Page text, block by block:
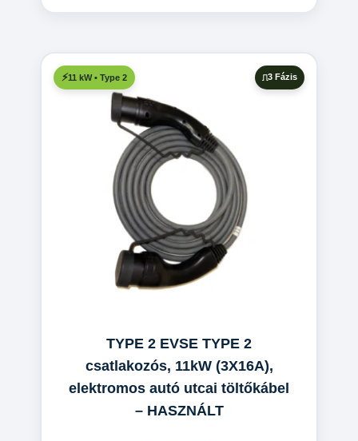
11 kW • Type 2 3 Fázis
TYPE 2 EVSE TYPE 2
csatlakozós, 11kW (3X16A),
elektromos autó utcai töltőkábel
– HASZNÁLT